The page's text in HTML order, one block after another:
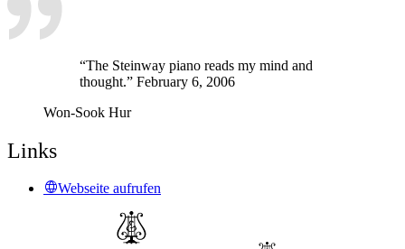
“The Steinway piano reads my mind and
thought.” February 6, 2006
Won-Sook Hur
Links
Webseite aufrufen